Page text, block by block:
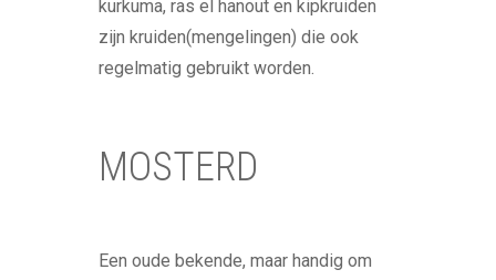
kurkuma, ras el hanout en kipkruiden
zijn kruiden(mengelingen) die ook
regelmatig gebruikt worden.
MOSTERD
Een oude bekende, maar handig om